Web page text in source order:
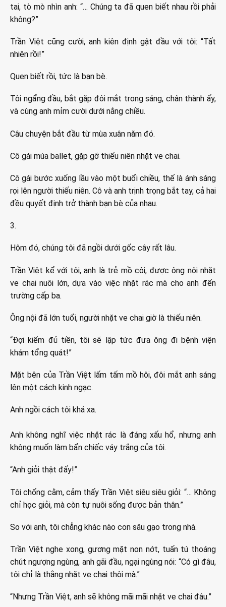
tai, tò mò nhìn anh: “… Chúng ta đã quen biết nhau rồi phải
không?”
Trần Việt cũng cười, anh kiên định gật đầu với tôi: “Tất
nhiên rồi!”
Quen biết rồi, tức là bạn bè.
Tôi ngẩng đầu, bắt gặp đôi mắt trong sáng, chân thành ấy,
và cùng anh mỉm cười dưới nắng chiều.
Câu chuyện bắt đầu từ mùa xuân năm đó.
Cô gái múa ballet, gặp gỡ thiếu niên nhặt ve chai.
Cô gái bước xuống lầu vào một buổi chiều, thế là ánh sáng
rọi lên người thiếu niên. Cô và anh trịnh trọng bắt tay, cả hai
đều quyết định trở thành bạn bè của nhau.
3.
Hôm đó, chúng tôi đã ngồi dưới gốc cây rất lâu.
Trần Việt kể với tôi, anh là trẻ mồ côi, được ông nội nhặt
ve chai nuôi lớn, dựa vào việc nhặt rác mà cho anh đến
trường cấp ba.
Ông nội đã lớn tuổi, người nhặt ve chai giờ là thiếu niên.
“Đợi kiếm đủ tiền, tôi sẽ lập tức đưa ông đi bệnh viện
khám tổng quát!”
Mặt bên của Trần Việt lấm tấm mồ hôi, đôi mắt anh sáng
lên một cách kinh ngạc.
Anh ngồi cách tôi khá xa.
Anh không nghĩ việc nhặt rác là đáng xấu hổ, nhưng anh
không muốn làm bẩn chiếc váy trắng của tôi.
“Anh giỏi thật đấy!”
Tôi chống cằm, cảm thấy Trần Việt siêu siêu giỏi: “… Không
chỉ học giỏi, mà còn tự nuôi sống được bản thân.”
So với anh, tôi chẳng khác nào con sâu gạo trong nhà.
Trần Việt nghe xong, gương mặt non nớt, tuấn tú thoáng
chút ngượng ngùng, anh gãi đầu, ngại ngùng nói: “Có gì đâu,
tôi chỉ là thằng nhặt ve chai thôi mà.”
“Nhưng Trần Việt, anh sẽ không mãi mãi nhặt ve chai đâu.”